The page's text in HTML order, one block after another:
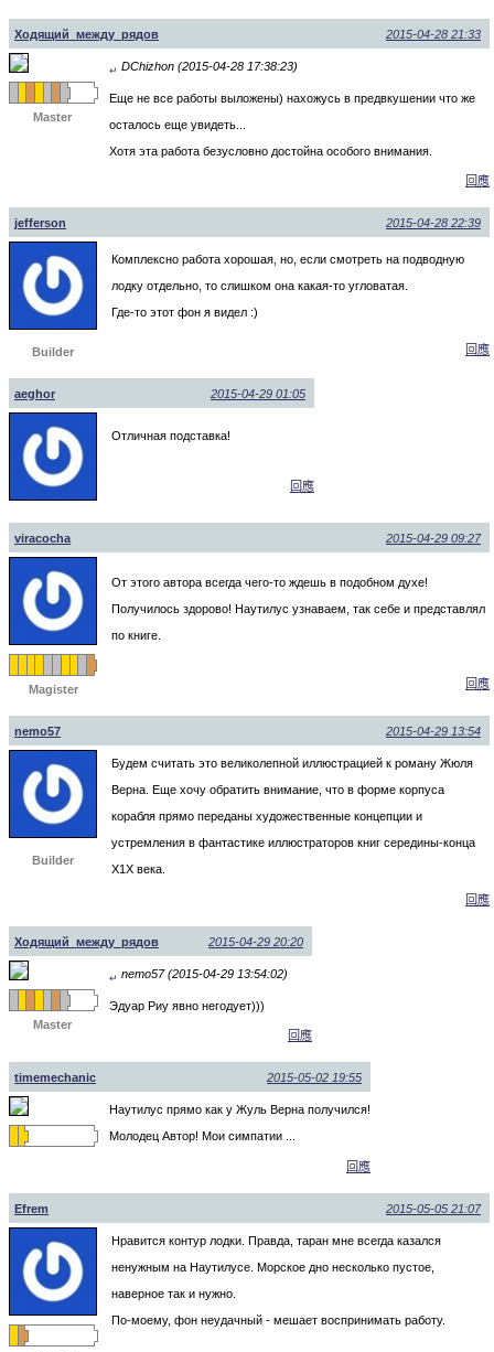
Ходящий_между_рядов 2015-04-28 21:33
Master
↵ DChizhon (2015-04-28 17:38:23)
Еще не все работы выложены) нахожусь в предвкушении что же
осталось еще увидеть...
Хотя эта работа безусловно достойна особого внимания.
回應
jefferson 2015-04-28 22:39
Builder
Комплексно работа хорошая, но, если смотреть на подводную
лодку отдельно, то слишком она какая-то угловатая.
Где-то этот фон я видел :)
回應
aeghor 2015-04-29 01:05
Отличная подставка!
回應
viracocha 2015-04-29 09:27
Magister
От этого автора всегда чего-то ждешь в подобном духе!
Получилось здорово! Наутилус узнаваем, так себе и представлял
по книге.
回應
nemo57 2015-04-29 13:54
Builder
Будем считать это великолепной иллюстрацией к роману Жюля
Верна. Еще хочу обратить внимание, что в форме корпуса
корабля прямо переданы художественные концепции и
устремления в фантастике иллюстраторов книг середины-конца
Х1Х века.
回應
Ходящий_между_рядов 2015-04-29 20:20
Master
↵ nemo57 (2015-04-29 13:54:02)
Эдуар Риу явно негодует)))
回應
timemechanic 2015-05-02 19:55
Наутилус прямо как у Жуль Верна получился!
Молодец Автор! Мои симпатии ...
回應
Efrem 2015-05-05 21:07
Нравится контур лодки. Правда, таран мне всегда казался
ненужным на Наутилусе. Морское дно несколько пустое,
наверное так и нужно.
По-моему, фон неудачный - мешает воспринимать работу.